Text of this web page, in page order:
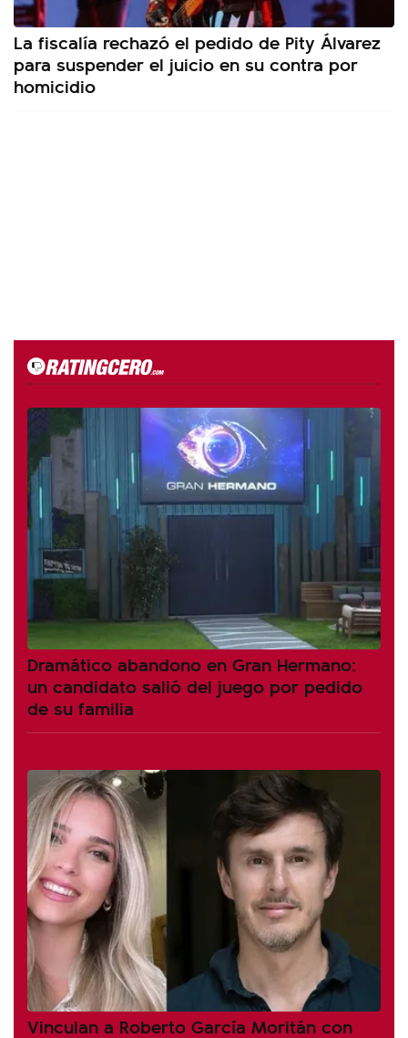
La fiscalía rechazó el pedido de Pity Álvarez
para suspender el juicio en su contra por
homicidio
Dramático abandono en Gran Hermano:
un candidato salió del juego por pedido
de su familia
Vinculan a Roberto García Moritán con